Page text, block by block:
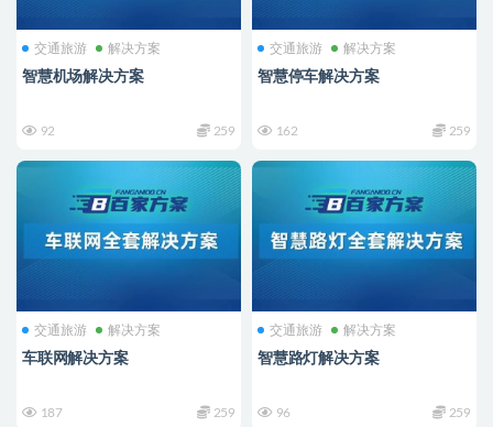
交通旅游 解决方案
智慧机场解决方案
92 259
交通旅游 解决方案
智慧停车解决方案
162 259
交通旅游 解决方案
车联网解决方案
187 259
交通旅游 解决方案
智慧路灯解决方案
96 259